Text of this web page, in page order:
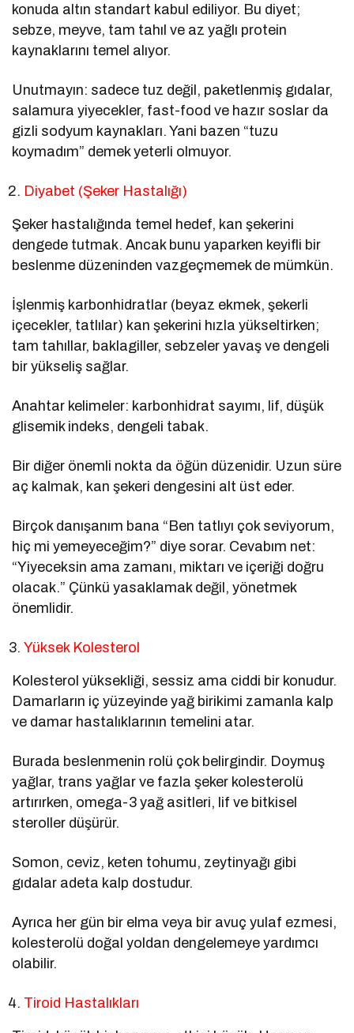
konuda altın standart kabul ediliyor. Bu diyet;
sebze, meyve, tam tahıl ve az yağlı protein
kaynaklarını temel alıyor.
Unutmayın: sadece tuz değil, paketlenmiş gıdalar,
salamura yiyecekler, fast-food ve hazır soslar da
gizli sodyum kaynakları. Yani bazen “tuzu
koymadım” demek yeterli olmuyor.
Diyabet (Şeker Hastalığı)
Şeker hastalığında temel hedef, kan şekerini
dengede tutmak. Ancak bunu yaparken keyifli bir
beslenme düzeninden vazgeçmemek de mümkün.
İşlenmiş karbonhidratlar (beyaz ekmek, şekerli
içecekler, tatlılar) kan şekerini hızla yükseltirken;
tam tahıllar, baklagiller, sebzeler yavaş ve dengeli
bir yükseliş sağlar.
Anahtar kelimeler: karbonhidrat sayımı, lif, düşük
glisemik indeks, dengeli tabak.
Bir diğer önemli nokta da öğün düzenidir. Uzun süre
aç kalmak, kan şekeri dengesini alt üst eder.
Birçok danışanım bana “Ben tatlıyı çok seviyorum,
hiç mi yemeyeceğim?” diye sorar. Cevabım net:
“Yiyeceksin ama zamanı, miktarı ve içeriği doğru
olacak.” Çünkü yasaklamak değil, yönetmek
önemlidir.
Yüksek Kolesterol
Kolesterol yüksekliği, sessiz ama ciddi bir konudur.
Damarların iç yüzeyinde yağ birikimi zamanla kalp
ve damar hastalıklarının temelini atar.
Burada beslenmenin rolü çok belirgindir. Doymuş
yağlar, trans yağlar ve fazla şeker kolesterolü
artırırken, omega-3 yağ asitleri, lif ve bitkisel
steroller düşürür.
Somon, ceviz, keten tohumu, zeytinyağı gibi
gıdalar adeta kalp dostudur.
Ayrıca her gün bir elma veya bir avuç yulaf ezmesi,
kolesterolü doğal yoldan dengelemeye yardımcı
olabilir.
Tiroid Hastalıkları